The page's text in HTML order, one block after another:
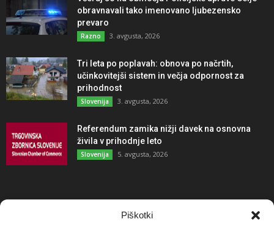
Piškotki
obravnavali tako imenovano ljubezensko
prevaro
Razno 3. avgusta, 2026
Tri leta po poplavah: obnova po načrtih,
učinkovitejši sistem in večja odpornost za
prihodnost
Slovenija 3. avgusta, 2026
Referendum zamika nižji davek na osnovna
živila v prihodnje leto
Slovenija 5. avgusta, 2026
NAJBOLJ KOMENTIRANO